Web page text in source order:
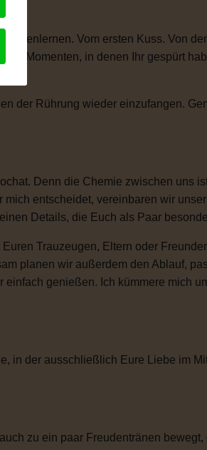
Vom ersten Kuss. Von
Momenten, in denen Ihr gespürt
der Rührung wieder einzufangen.
Denn die Chemie zwischen uns
entscheidet, vereinbaren wir
Details, die Euch als Paar
Trauzeugen, Eltern oder
planen wir außerdem den Ablauf,
genießen. Ich kümmere mich
in der ausschließlich Eure Liebe im
zu ein paar Freudentränen bewegt,